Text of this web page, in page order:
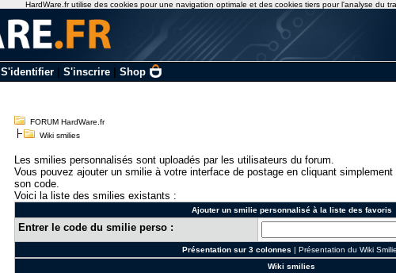
S'identifier| S'inscrire| Shop
FORUM HardWare.fr
Wiki smilies
Les smilies personnalisés sont uploadés par les utilisateurs du forum.
Vous pouvez ajouter un smilie à votre interface de postage en cliquant
son code.
Voici la liste des smilies existants :
Ajouter un smilie personnalisé à la liste des favoris
Entrer le code du smilie perso :
Présentation sur 3 colonnes | Présentation du Wiki
Wiki smilies
HardWare.fr utilise des cookies pour une navigation optimale et des cookies tiers pour l'analyse du